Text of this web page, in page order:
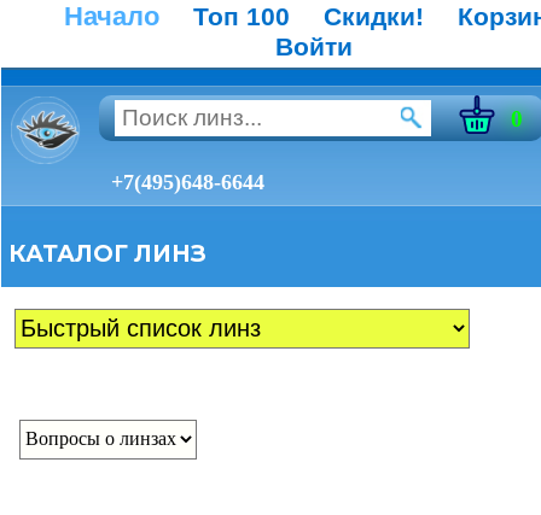
Начало Топ 100 Скидки!
Войти
0
+7(495)648-6644
КАТАЛОГ ЛИНЗ